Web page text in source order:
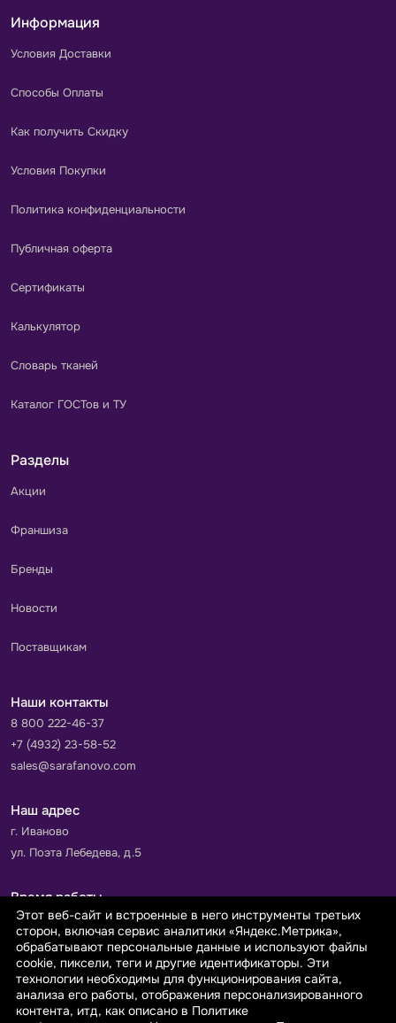
Информация
Условия Доставки
Способы Оплаты
Как получить Скидку
Условия Покупки
Политика конфиденциальности
Публичная оферта
Сертификаты
Калькулятор
Словарь тканей
Каталог ГОСТов и ТУ
Разделы
Акции
Франшиза
Бренды
Новости
Поставщикам
Наши контакты
8 800 222-46-37
+7 (4932) 23-58-52
sales@sarafanovo.com
Наш адрес
г. Иваново
ул. Поэта Лебедева, д.5
Время работы
Пн-Пт с 9.00 до 18.00
Сб-Вс: выходной
Принимаем к оплате
Этот веб-сайт и встроенные в него инструменты третьих
сторон, включая сервис аналитики «Яндекс.Метрика»,
обрабатывают персональные данные и используют файлы
cookie, пиксели, теги и другие идентификаторы. Эти
технологии необходимы для функционирования сайта,
анализа его работы, отображения персонализированного
контента, итд, как описано в Политике